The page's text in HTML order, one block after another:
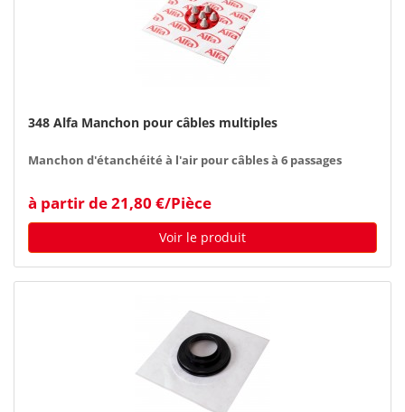
348 Alfa Manchon pour câbles multiples
Manchon d'étanchéité à l'air pour câbles à 6 passages
à partir de 21,80 €/Pièce
Voir le produit